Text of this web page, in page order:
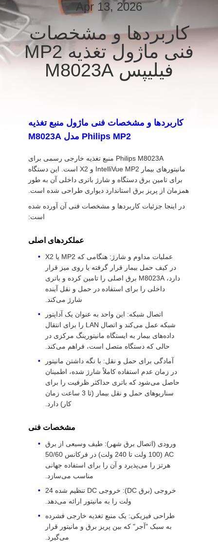
کنترل
کیفیت
بگیرید
نقل قول
NEWS
PRIVACY
Apr 13, 2026
کاربردها و مشخصات
فنی ماژول تغذیه MP2
فیلیپس M8023A
کاربردها و مشخصات فنی ماژول منبع تغذیه
Philips MP2 مدل M8023A
Philips M8023A منبع تغذیه خارجی رسمی برای
مانیتورهای بیمار IntelliVue MP2 و X2 است. این دستگاه
برای تامین برق دستگاه و شارژ باتری داخلی آن به طور
همزمان از پریز برق استاندارد دیواری طراحی شده است.
در اینجا جزئیات کاربردها و مشخصات فنی آن آورده شده
است:
عملکردهای اصلی
عملیات مداوم و شارژ: هنگامی که MP2 یا X2
در کیف حمل بیمار قرار گرفته یا روی میز قرار
دارد، M8023A برق اصلی را تامین کرده و باتری
داخلی را برای استفاده در حمل و نقل آینده
شارژ می‌کند.
اتصال شبکه: این واحد به عنوان یک آداپتور
شبکه عمل می‌کند و اتصال LAN را برای انتقال
داده‌های بیمار به ایستگاه مانیتورینگ مرکزی در
حالی که دستگاه متصل است، فراهم می‌کند.
آمادگی برای حمل و نقل: با نگه داشتن مانیتور
در زمان عدم استفاده کاملاً شارژ شده، اطمینان
حاصل می‌شود که باتری حداکثر ظرفیت را برای
سناریوهای حمل و نقل بیمار (تا 3 ساعت زمان
کار) دارد.
مشخصات فنی
ورودی (اتصال برق شهر): طیف وسیعی از برق
AC (100 ولت تا 240 ولت) در فرکانس 50/60
هرتز را می‌پذیرد و آن را برای استفاده جهانی
مناسب می‌سازد.
خروجی (برق DC): خروجی DC تنظیم شده 24
ولت را به مانیتور ارائه می‌دهد.
طراحی فیزیکی: یک منبع تغذیه خارجی فشرده
به سبک "آجر" که بین پریز برق و مانیتور قرار
می‌گیرد.